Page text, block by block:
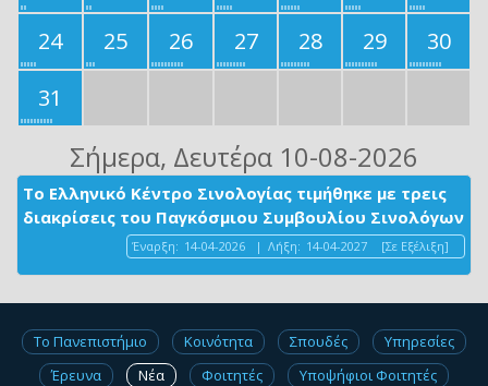
24
25 26 27 28 29
30
31
Σήμερα, Δευτέρα 10-08-2026
Το Ελληνικό Κέντρο Σινολογίας τιμήθηκε με τρεις
διακρίσεις του Παγκόσμιου Συμβουλίου Σινολόγων
Έναρξη: 14-04-2026 | Λήξη: 14-04-2027 [Σε Εξέλιξη]
Το Πανεπιστήμιο Κοινότητα Σπουδές
Υπηρεσίες
Έρευνα
Νέα Φοιτητές Υποψήφιοι Φοιτητές